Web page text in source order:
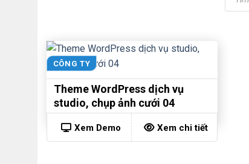
sản
CÔNG TY
Theme WordPress dịch vụ
studio, chụp ảnh cưới 04
Xem Demo Xem chi tiết